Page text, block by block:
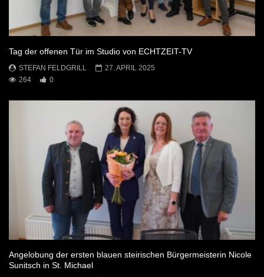
Tag der offenen Tür im Studio von ECHTZEIT-TV
STEFAN FELDGRILL
27. APRIL 2025
264
0
Angelobung der ersten blauen steirischen Bürgermeisterin Nicole
Sunitsch in St. Michael